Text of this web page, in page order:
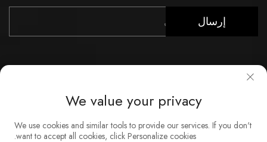
إرسال
حقوق النشر © شركة شنغهاي Xunzhong للصناعة المحدودة. جميع
الحقوق محفوظة
We value your privacy
We use cookies and similar tools to provide our services. If you don't
want to accept all cookies, click Personalize cookies.